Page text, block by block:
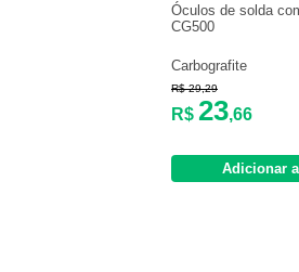
Óculos de solda
CG500
Carbografite
R$ 29,29
R$ 23,66
Adicionar